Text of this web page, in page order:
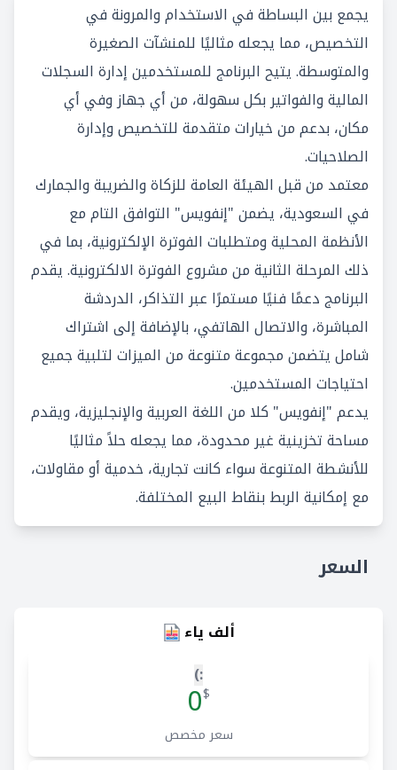
يجمع بين البساطة في الاستخدام والمرونة في
التخصيص، مما يجعله مثاليًا للمنشآت الصغيرة
والمتوسطة. يتيح البرنامج للمستخدمين إدارة السجلات
المالية والفواتير بكل سهولة، من أي جهاز وفي أي
مكان، بدعم من خيارات متقدمة للتخصيص وإدارة
الصلاحيات.
معتمد من قبل الهيئة العامة للزكاة والضريبة والجمارك
في السعودية، يضمن "إنفويس" التوافق التام مع
الأنظمة المحلية ومتطلبات الفوترة الإلكترونية، بما في
ذلك المرحلة الثانية من مشروع الفوترة الالكترونية. يقدم
البرنامج دعمًا فنيًا مستمرًا عبر التذاكر، الدردشة
المباشرة، والاتصال الهاتفي، بالإضافة إلى اشتراك
شامل يتضمن مجموعة متنوعة من الميزات لتلبية جميع
احتياجات المستخدمين.
يدعم "إنفويس" كلا من اللغة العربية والإنجليزية، ويقدم
مساحة تخزينية غير محدودة، مما يجعله حلاً مثاليًا
للأنشطة المتنوعة سواء كانت تجارية، خدمية أو مقاولات،
مع إمكانية الربط بنقاط البيع المختلفة.
السعر
ألف ياء
:)
$
0
سعر مخصص